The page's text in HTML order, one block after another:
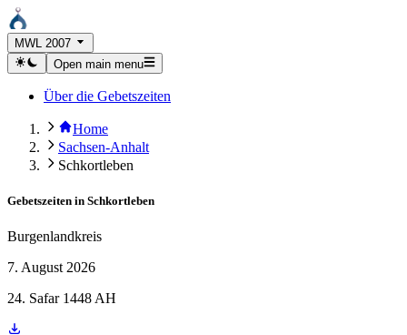
MWL 2007
Open main menu
Über die Gebetszeiten
Home
Sachsen-Anhalt
Schkortleben
Gebetszeiten in Schkortleben
Burgenlandkreis
7. August 2026
24. Safar 1448 AH